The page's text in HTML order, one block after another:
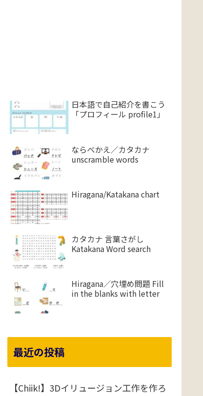
日本語で自己紹介を書こう
「プロフィール profile1」
ならべかえ／カタカナ
unscramble words
Hiragana/Katakana chart
カタカナ 言葉さがし
Katakana Word search
Hiragana／穴埋め問題 Fill
in the blanks with letter
最近の投稿
【Chiik!】3Dイリュージョン工作を作ろ